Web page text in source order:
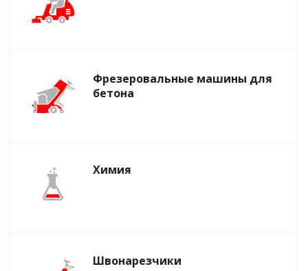
Фрезеровальные машины для
бетона
Химия
Швонарезчики